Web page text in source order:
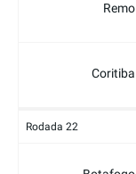
Remo
Coritiba
Rodada 22